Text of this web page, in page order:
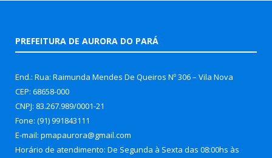
PREFEITURA DE AURORA DO PARÁ
End.: Rua: Raimunda Mendes De Queiros Nº 306 – Vila Nova
CEP: 68658-000
CNPJ: 83.267.989/0001-21
Fone: (91) 991843111
E-mail: pmapaurora@gmail.com
Horário de atendimento: De Segunda à Sexta das 08:00hs às